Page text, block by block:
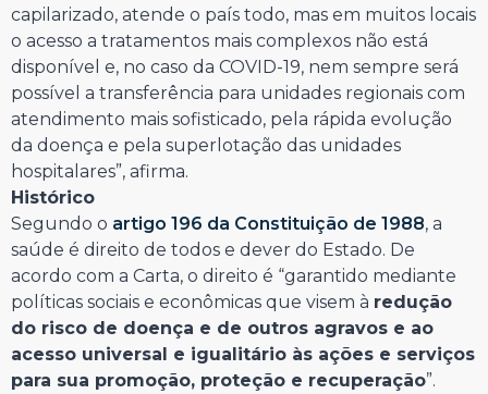
capilarizado, atende o país todo, mas em muitos locais
o acesso a tratamentos mais complexos não está
disponível e, no caso da COVID-19, nem sempre será
possível a transferência para unidades regionais com
atendimento mais sofisticado, pela rápida evolução
da doença e pela superlotação das unidades
hospitalares”, afirma.
Histórico
Segundo o artigo 196 da Constituição de 1988, a
saúde é direito de todos e dever do Estado. De
acordo com a Carta, o direito é “garantido mediante
políticas sociais e econômicas que visem à redução
do risco de doença e de outros agravos e ao
acesso universal e igualitário às ações e serviços
para sua promoção, proteção e recuperação”.